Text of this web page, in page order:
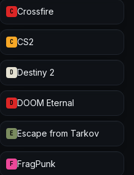
C Crossfire
C CS2
D Destiny 2
D DOOM Eternal
E Escape from Tarkov
F FragPunk